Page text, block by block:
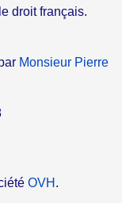
droit français.
Monsieur Pierre
OVH .